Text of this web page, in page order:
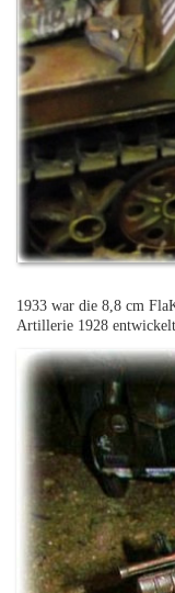
1933 war die 8,8 cm
Artillerie 1928